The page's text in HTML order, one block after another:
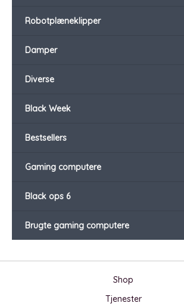
Robotplæneklipper
Damper
Diverse
Black Week
Bestsellers
Gaming computere
Black ops 6
Brugte gaming computere
Shop
Tjenester